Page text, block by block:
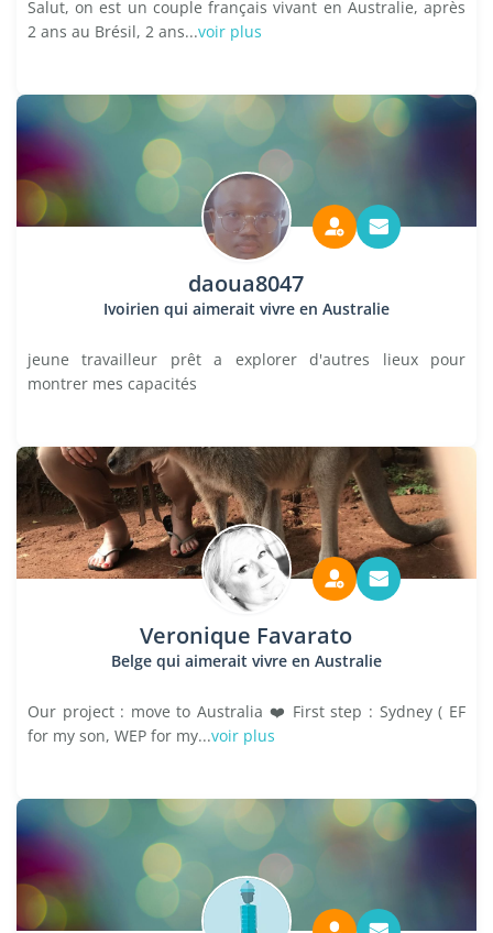
Salut, on est un couple français vivant en Australie, après
2 ans au Brésil, 2 ans...voir plus
daoua8047
Ivoirien qui aimerait vivre en Australie
jeune travailleur prêt a explorer d'autres lieux pour
montrer mes capacités
Veronique Favarato
Belge qui aimerait vivre en Australie
Our project : move to Australia ❤️ First step : Sydney ( EF
for my son, WEP for my...voir plus